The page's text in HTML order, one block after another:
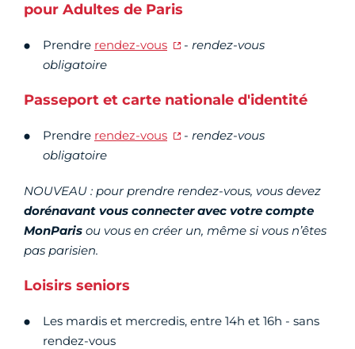
pour Adultes de Paris
Prendre rendez-vous - rendez-vous
obligatoire
Passeport et carte nationale d'identité
Prendre rendez-vous - rendez-vous
obligatoire
NOUVEAU : pour prendre rendez-vous, vous devez
dorénavant vous connecter avec votre compte
MonParis ou vous en créer un, même si vous n’êtes
pas parisien.
Loisirs seniors
Les mardis et mercredis, entre 14h et 16h - sans
rendez-vous